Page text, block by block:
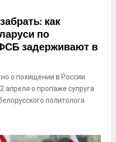
как
по
задерживают в
о похищении в России
апреля о пропаже супруга
политолога